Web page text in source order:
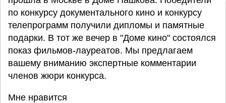
по конкурсу документального кино и конкурсу
телепрограмм получили дипломы и памятные
подарки. В тот же вечер в "Доме кино" состоялся
показ фильмов-лауреатов. Мы предлагаем
вашему вниманию экспертные комментарии
членов жюри конкурса.
Мне нравится